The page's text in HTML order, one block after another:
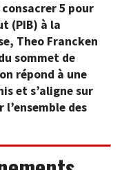
5 pour
(PIB) à la
Theo Francken
sommet de
répond à une
et s’aligne sur
des